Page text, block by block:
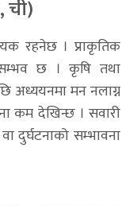
ची)
रहनेछ । प्राकृतिक
छ । कृषि तथा
अध्ययनमा मन नलाग्न
कम देखिन्छ । सवारी
दुर्घटनाको सम्भावना